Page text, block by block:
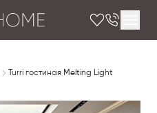
Turri гостиная Melting Light